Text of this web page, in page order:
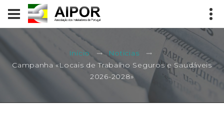
Início
Notícias
Campanha «Locais de Trabalho Seguros e Saudáveis
2026-2028»